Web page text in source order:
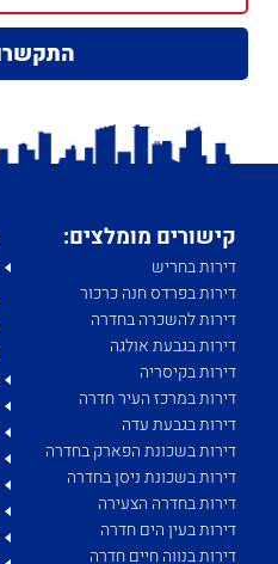
קישורים מומלצים:
דירות בחריש
דירות בפרדס חנה כרכור
דירות להשכרה בחדרה
דירות בגבעת אולגה
דירות בקיסריה
דירות במרכז העיר חדרה
דירות בגבעת עדה
דירות בשכונת הפארק בחדרה
דירות בשכונת ניסן בחדרה
דירות בחדרה הצעירה
דירות בעין הים חדרה
דירות בנווה חיים חדרה